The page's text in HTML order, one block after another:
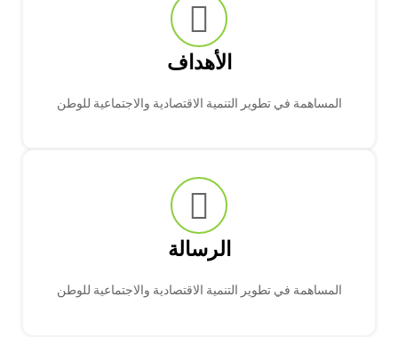
الأهداف
المساهمة في تطوير التنمية الاقتصادية والاجتماعية للوطن
الرسالة
المساهمة في تطوير التنمية الاقتصادية والاجتماعية للوطن